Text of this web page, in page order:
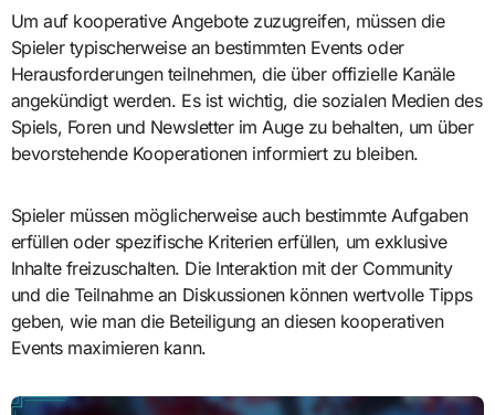
Um auf kooperative Angebote zuzugreifen, müssen die
Spieler typischerweise an bestimmten Events oder
Herausforderungen teilnehmen, die über offizielle Kanäle
angekündigt werden. Es ist wichtig, die sozialen Medien des
Spiels, Foren und Newsletter im Auge zu behalten, um über
bevorstehende Kooperationen informiert zu bleiben.
Spieler müssen möglicherweise auch bestimmte Aufgaben
erfüllen oder spezifische Kriterien erfüllen, um exklusive
Inhalte freizuschalten. Die Interaktion mit der Community
und die Teilnahme an Diskussionen können wertvolle Tipps
geben, wie man die Beteiligung an diesen kooperativen
Events maximieren kann.